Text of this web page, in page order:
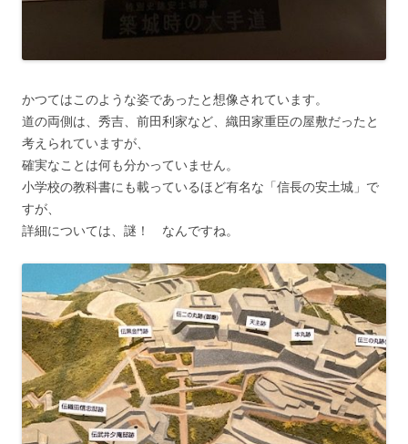
かつてはこのような姿であったと想像されています。
道の両側は、秀吉、前田利家など、織田家重臣の屋敷だったと
考えられていますが、
確実なことは何も分かっていません。
小学校の教科書にも載っているほど有名な「信長の安土城」で
すが、
詳細については、謎！ なんですね。